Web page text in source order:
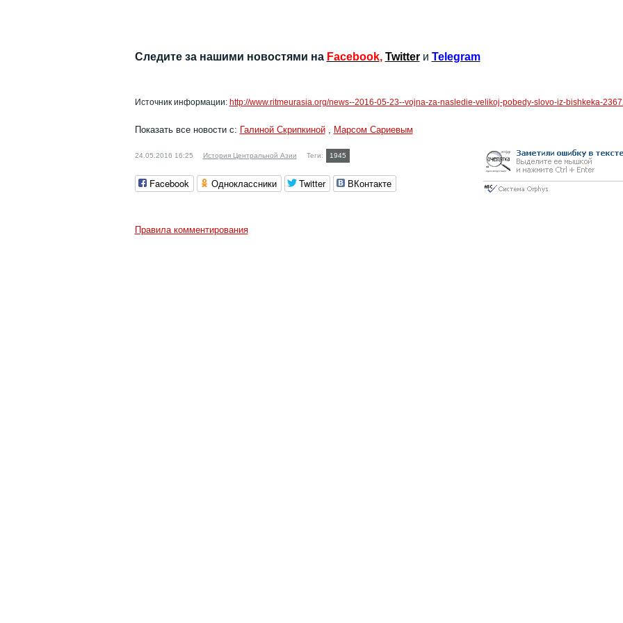
Следите за нашими новостями на Facebook, Twitter и Telegram
Источник информации: http://www.ritmeurasia.org/news--2016-05-23--vojna-za-nasledie-velikoj-pobedy-slovo-iz-bishkeka-
Показать все новости с: Галиной Скрипкиной, Марсом Сариевым
24.05.2016 16:25 История Центральной Азии Теги: 1945
Facebook Одноклассники Twitter ВКонтакте
Правила комментирования